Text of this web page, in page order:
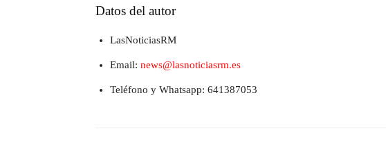
Datos del autor
LasNoticiasRM
Email: news@lasnoticiasrm.es
Teléfono y Whatsapp: 641387053